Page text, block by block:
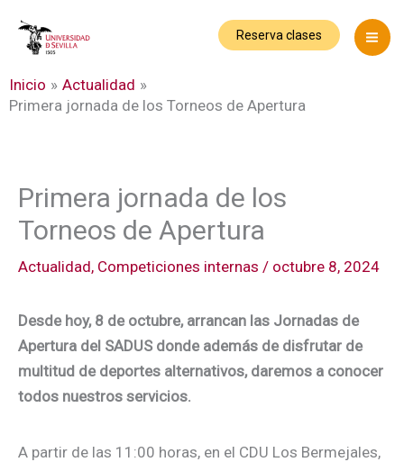
Reserva clases
Inicio
Actualidad
Primera jornada de los Torneos de Apertura
Primera jornada de los
Torneos de Apertura
Actualidad, Competiciones internas / octubre 8, 2024
Desde hoy, 8 de octubre, arrancan las Jornadas de
Apertura del SADUS donde además de disfrutar de
multitud de deportes alternativos, daremos a conocer
todos nuestros servicios.
A partir de las 11:00 horas, en el CDU Los Bermejales,